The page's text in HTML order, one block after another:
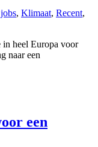
, Klimaat, Recent,
in heel Europa voor
naar een
een